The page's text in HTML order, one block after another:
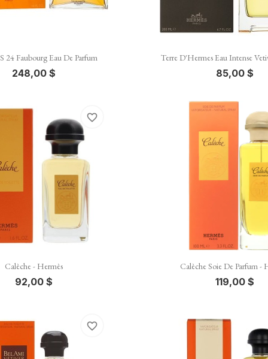
 Vista rápida
24 Faubourg Eau De Parfum
248,00 $
Vista rápida
Terre D'Hermes Eau Intense
85,00 $
Vista rápida
Calèche - Hermès
92,00 $
favorite_border
Vista rápida
Calèche Soie De Parfum -
119,00 $
favorite_border